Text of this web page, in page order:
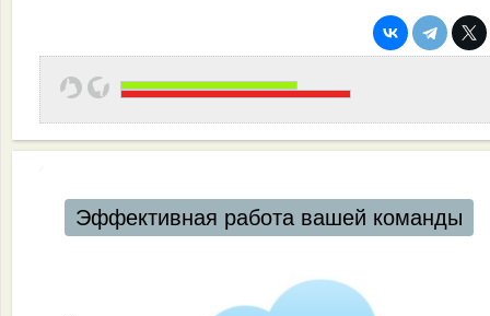
Эффективная работа вашей команды